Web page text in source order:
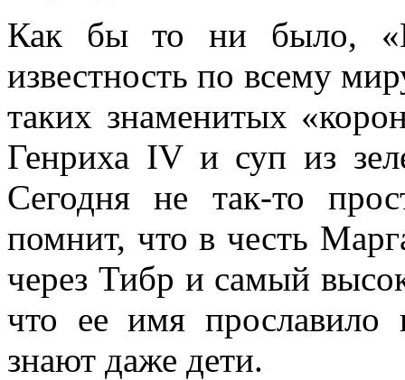
Как бы то ни было,
известность по всему
таких знаменитых
Генриха IV и суп из
Сегодня не так-то
помнит, что в честь
через Тибр и самый
что ее имя
знают даже дети.